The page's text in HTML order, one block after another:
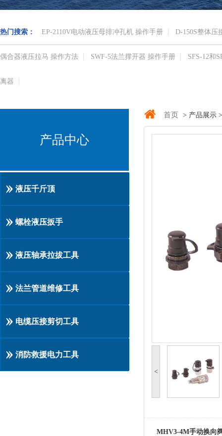
热门搜索： EP-2110V电动液压母排冲孔机 操作手册 D-150S整体压
偶合器液压拉马 操作方法 SWF-5法兰撑开器 操作手册 SFS-12和
离器
产品中心
液压千斤顶
螺栓液压扳手
液压轴承拉拔工具
法兰管道维修工具
电缆压接剪切工具
消防救援电力工具
首页 > 产品展示
<
MHV3-4M手动换向